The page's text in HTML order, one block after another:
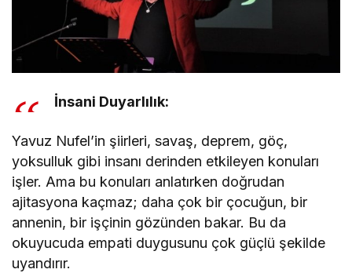
İnsani Duyarlılık:
Yavuz Nufel’in şiirleri, savaş, deprem, göç,
yoksulluk gibi insanı derinden etkileyen konuları
işler. Ama bu konuları anlatırken doğrudan
ajitasyona kaçmaz; daha çok bir çocuğun, bir
annenin, bir işçinin gözünden bakar. Bu da
okuyucuda empati duygusunu çok güçlü şekilde
uyandırır.